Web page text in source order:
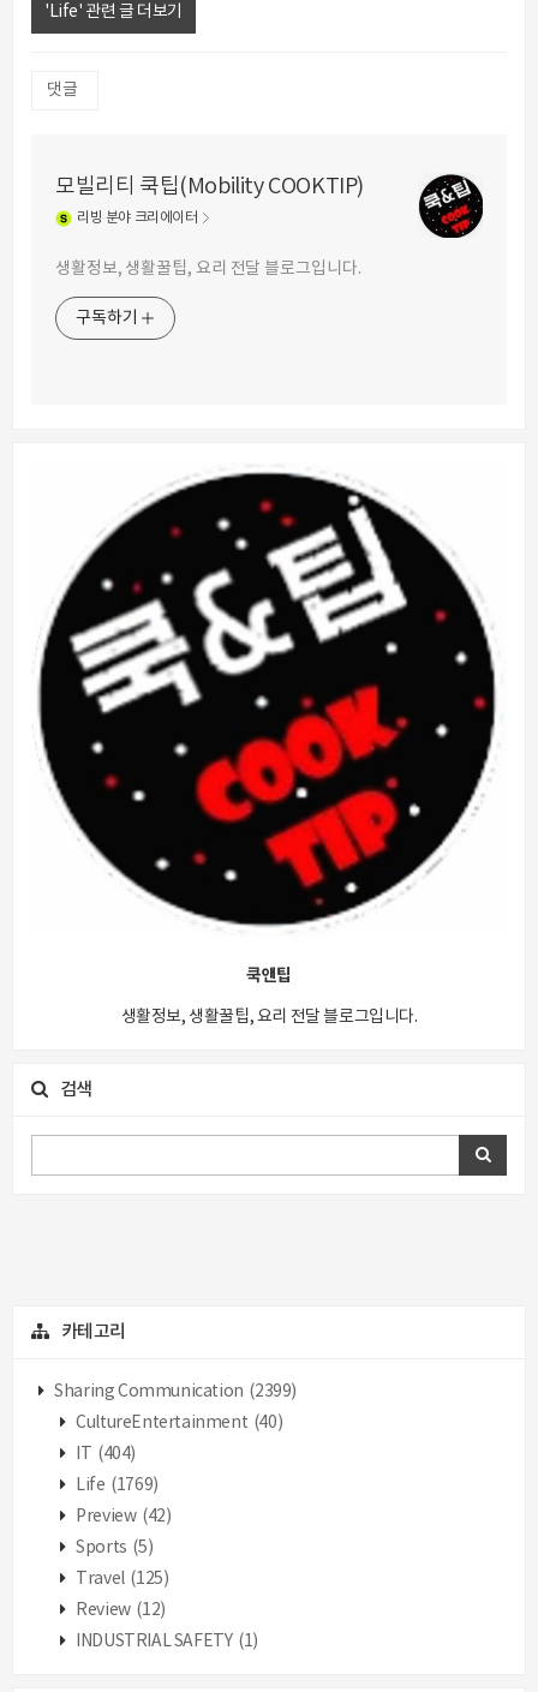
'Life' 관련 글 더보기
댓글
모빌리티 쿡팁(Mobility COOKTIP)
리빙 분야 크리에이터
생활정보, 생활꿀팁, 요리 전달 블로그입니다.
구독하기
쿡앤팁
생활정보, 생활꿀팁, 요리 전달 블로그입니다.
검색
카테고리
Sharing Communication (2399)
CultureEntertainment (40)
(404)
Life (1769)
Preview (42)
Sports (5)
Travel (125)
Review (12)
INDUSTRIAL SAFETY (1)